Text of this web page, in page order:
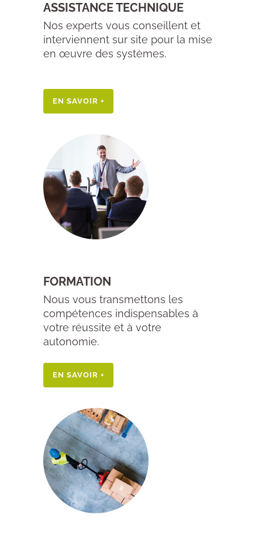
ASSISTANCE TECHNIQUE
Nos experts vous conseillent et
interviennent sur site pour la mise
en œuvre des systèmes.
EN SAVOIR +
FORMATION
Nous vous transmettons les
compétences indispensables à
votre réussite et à votre
autonomie.
EN SAVOIR +